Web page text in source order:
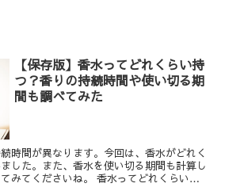
【保存版】香水ってどれくらい持
つ？香りの持続時間や使い切る期
間も調べてみた
時間が異なります。今回は、香水がどれく
した。また、香水を使い切る期間も計算し
みてくださいね。 香水ってどれくらい持